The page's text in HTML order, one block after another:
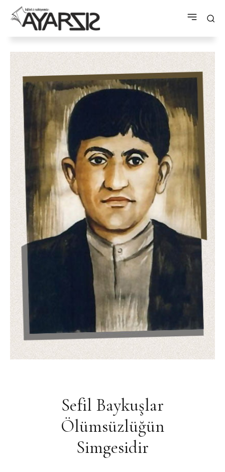
Sefil Baykuşlar
Ölümsüzlüğün
Simgesidir